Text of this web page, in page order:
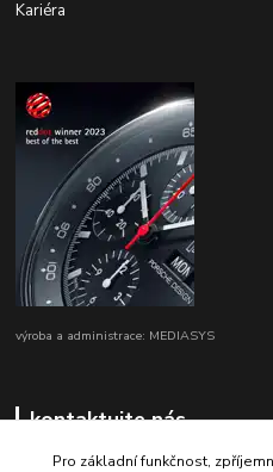
Kariéra
výroba a administrace: MEDIASYS
kontaktujte nás
Pro základní funkčnost,